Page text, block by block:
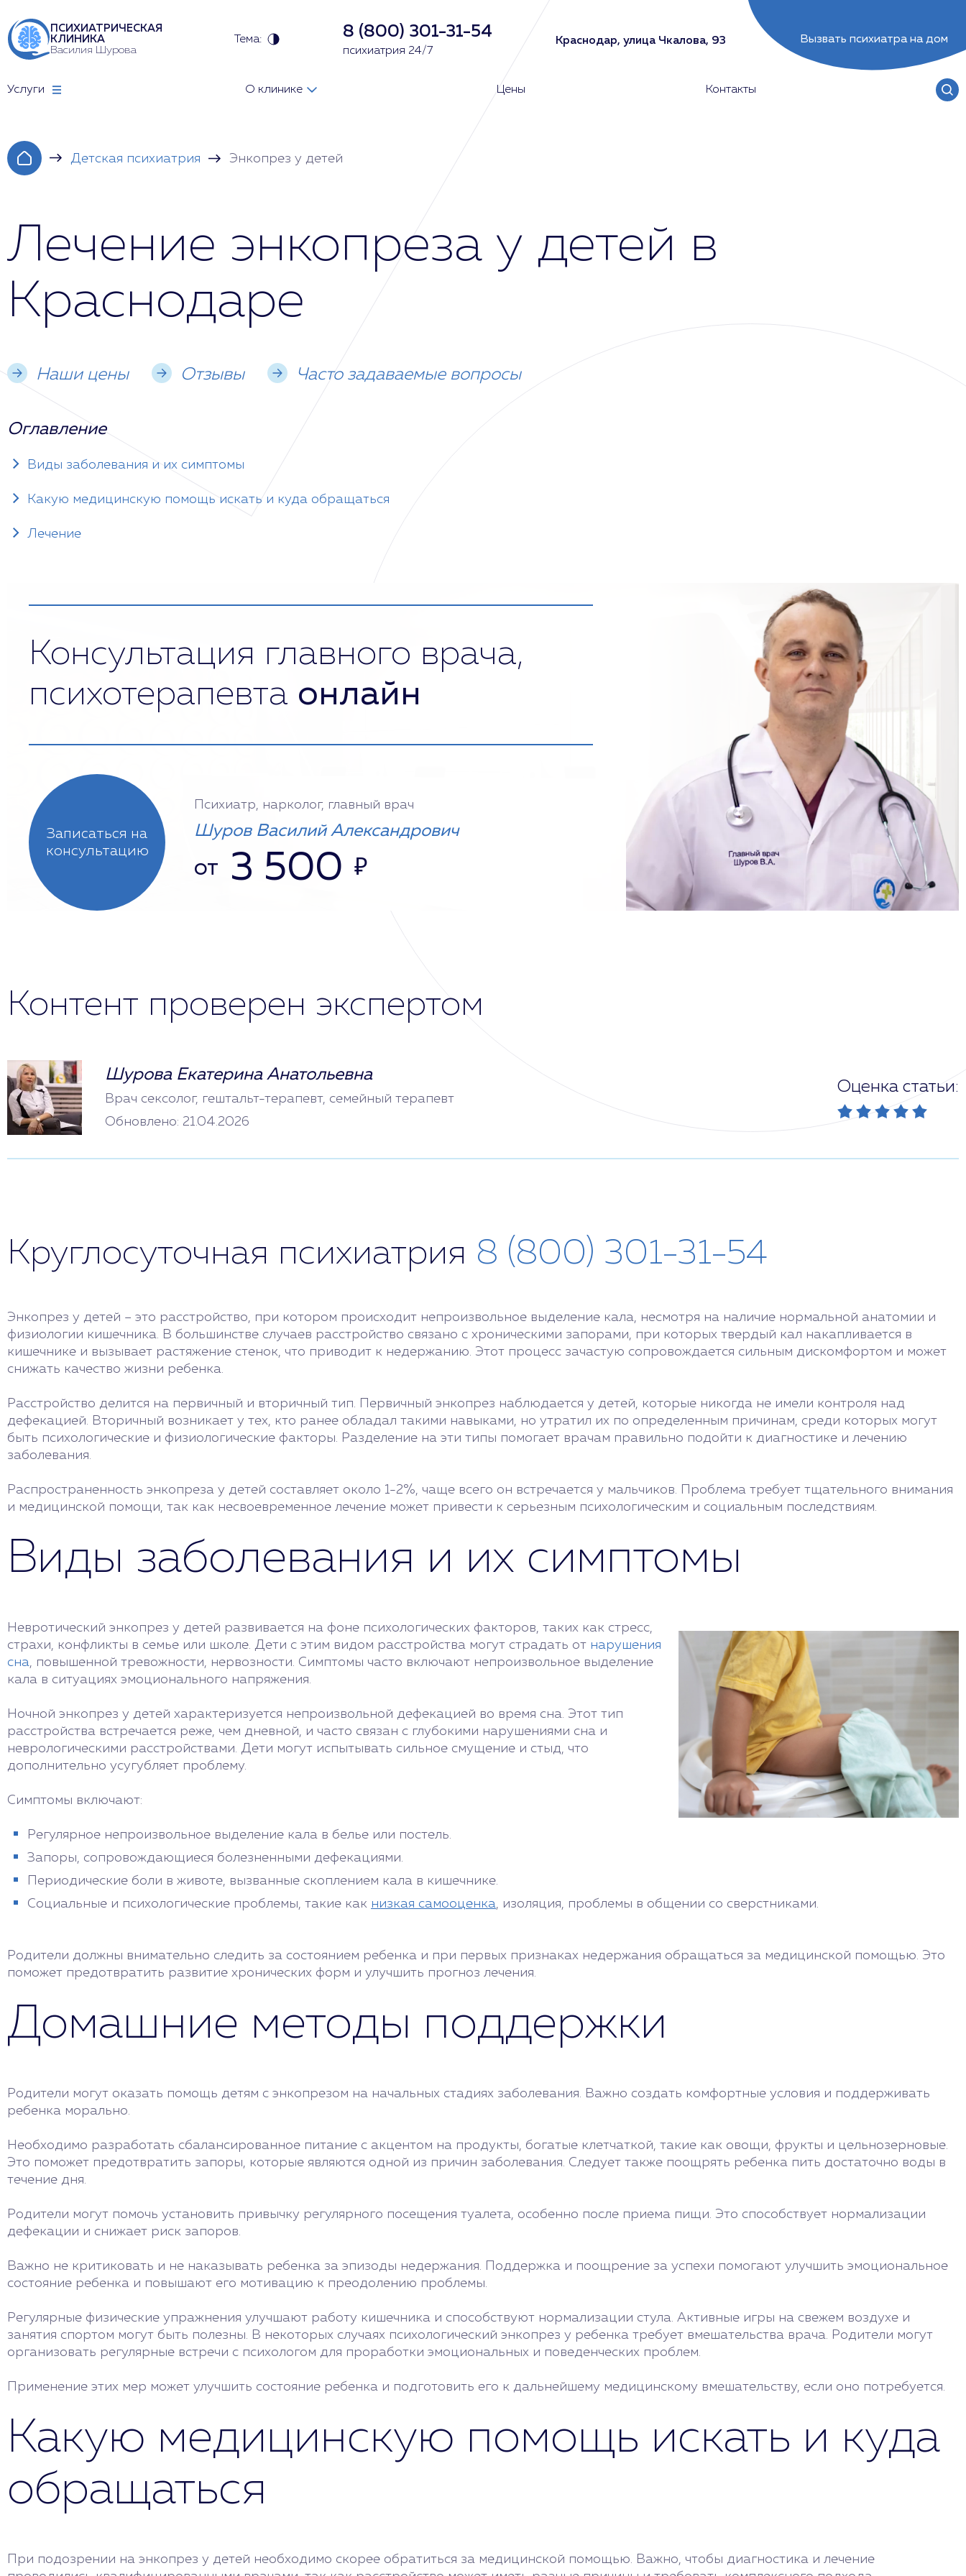
ПСИХИАТРИЧЕСКАЯ
КЛИНИКА
Василия Шурова
Тема: 8 (800) 301-31-54
психиатрия 24/7
Краснодар, улица Чкалова, 93 Вызвать психиатра на дом
Услуги О клинике Цены Контакты
Детская психиатрия Энкопрез у детей
Лечение энкопреза у детей в
Краснодаре
Наши цены Отзывы Часто задаваемые вопросы
Оглавление
Виды заболевания и их симптомы
Какую медицинскую помощь искать и куда обращаться
Лечение
Консультация главного врача,
психотерапевта онлайн
Записаться на
консультацию
Психиатр, нарколог, главный врач
Шуров Василий Александрович
от 3 500 ₽
Контент проверен экспертом
Шурова Екатерина Анатольевна
Врач сексолог, гештальт-терапевт, семейный терапевт
Обновлено: 21.04.2026
Оценка статьи:
Круглосуточная психиатрия 8 (800) 301-31-54
Энкопрез у детей – это расстройство, при котором происходит непроизвольное выделение кала, несмотря на наличие нормальной анатомии и
физиологии кишечника. В большинстве случаев расстройство связано с хроническими запорами, при которых твердый кал накапливается в
кишечнике и вызывает растяжение стенок, что приводит к недержанию. Этот процесс зачастую сопровождается сильным дискомфортом и может
снижать качество жизни ребенка.
Расстройство делится на первичный и вторичный тип. Первичный энкопрез наблюдается у детей, которые никогда не имели контроля над
дефекацией. Вторичный возникает у тех, кто ранее обладал такими навыками, но утратил их по определенным причинам, среди которых могут
быть психологические и физиологические факторы. Разделение на эти типы помогает врачам правильно подойти к диагностике и лечению
заболевания.
Распространенность энкопреза у детей составляет около 1-2%, чаще всего он встречается у мальчиков. Проблема требует тщательного внимания
и медицинской помощи, так как несвоевременное лечение может привести к серьезным психологическим и социальным последствиям.
Виды заболевания и их симптомы
Невротический энкопрез у детей развивается на фоне психологических факторов, таких как стресс,
страхи, конфликты в семье или школе. Дети с этим видом расстройства могут страдать от нарушения
сна, повышенной тревожности, нервозности. Симптомы часто включают непроизвольное выделение
кала в ситуациях эмоционального напряжения.
Ночной энкопрез у детей характеризуется непроизвольной дефекацией во время сна. Этот тип
расстройства встречается реже, чем дневной, и часто связан с глубокими нарушениями сна и
неврологическими расстройствами. Дети могут испытывать сильное смущение и стыд, что
дополнительно усугубляет проблему.
Симптомы включают:
Регулярное непроизвольное выделение кала в белье или постель.
Запоры, сопровождающиеся болезненными дефекациями.
Периодические боли в животе, вызванные скоплением кала в кишечнике.
Социальные и психологические проблемы, такие как низкая самооценка, изоляция, проблемы в общении со сверстниками.
Родители должны внимательно следить за состоянием ребенка и при первых признаках недержания обращаться за медицинской помощью. Это
поможет предотвратить развитие хронических форм и улучшить прогноз лечения.
Домашние методы поддержки
Родители могут оказать помощь детям с энкопрезом на начальных стадиях заболевания. Важно создать комфортные условия и поддерживать
ребенка морально.
Необходимо разработать сбалансированное питание с акцентом на продукты, богатые клетчаткой, такие как овощи, фрукты и цельнозерновые.
Это поможет предотвратить запоры, которые являются одной из причин заболевания. Следует также поощрять ребенка пить достаточно воды в
течение дня.
Родители могут помочь установить привычку регулярного посещения туалета, особенно после приема пищи. Это способствует нормализации
дефекации и снижает риск запоров.
Важно не критиковать и не наказывать ребенка за эпизоды недержания. Поддержка и поощрение за успехи помогают улучшить эмоциональное
состояние ребенка и повышают его мотивацию к преодолению проблемы.
Регулярные физические упражнения улучшают работу кишечника и способствуют нормализации стула. Активные игры на свежем воздухе и
занятия спортом могут быть полезны. В некоторых случаях психологический энкопрез у ребенка требует вмешательства врача. Родители могут
организовать регулярные встречи с психологом для проработки эмоциональных и поведенческих проблем.
Применение этих мер может улучшить состояние ребенка и подготовить его к дальнейшему медицинскому вмешательству, если оно потребуется.
Какую медицинскую помощь искать и куда
обращаться
При подозрении на энкопрез у детей необходимо скорее обратиться за медицинской помощью. Важно, чтобы диагностика и лечение